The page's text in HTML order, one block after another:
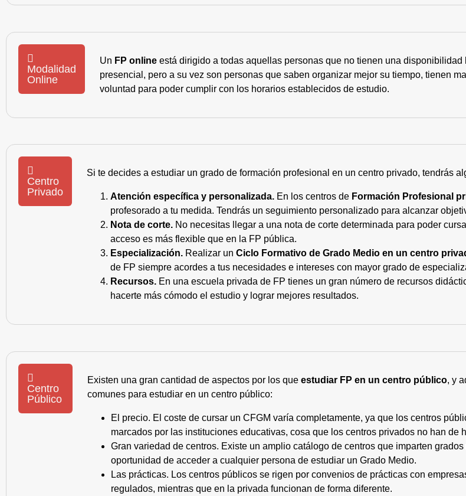
Modalidad
Online
Un FP online está dirigido a todas aquellas personas que no tienen una disponibilidad
presencial, pero a su vez son personas que saben organizar mejor su tiempo, tienen
voluntad para poder cumplir con los horarios establecidos de estudio.
Centro
Privado
Si te decides a estudiar un grado de formación profesional en un centro privado, tendrás
Atención específica y personalizada. En los centros de Formación Profesional
profesorado a tu medida. Tendrás un seguimiento personalizado para alcanzar
Nota de corte. No necesitas llegar a una nota de corte determinada para poder
acceso es más flexible que en la FP pública.
Especialización. Realizar un Ciclo Formativo de Grado Medio en un centro
de FP siempre acordes a tus necesidades e intereses con mayor grado de
Recursos. En una escuela privada de FP tienes un gran número de recursos
hacerte más cómodo el estudio y lograr mejores resultados.
Centro
Público
Existen una gran cantidad de aspectos por los queestudiar FP en un centro público, y
comunes para estudiar en un centro público:
El precio. El coste de cursar un CFGM varía completamente, ya que los centros
marcados por las instituciones educativas, cosa que los centros privados no han de
Gran variedad de centros. Existe un amplio catálogo de centros que imparten
oportunidad de acceder a cualquier persona de estudiar un Grado Medio.
Las prácticas. Los centros públicos se rigen por convenios de prácticas con
regulados, mientras que en la privada funcionan de forma diferente.